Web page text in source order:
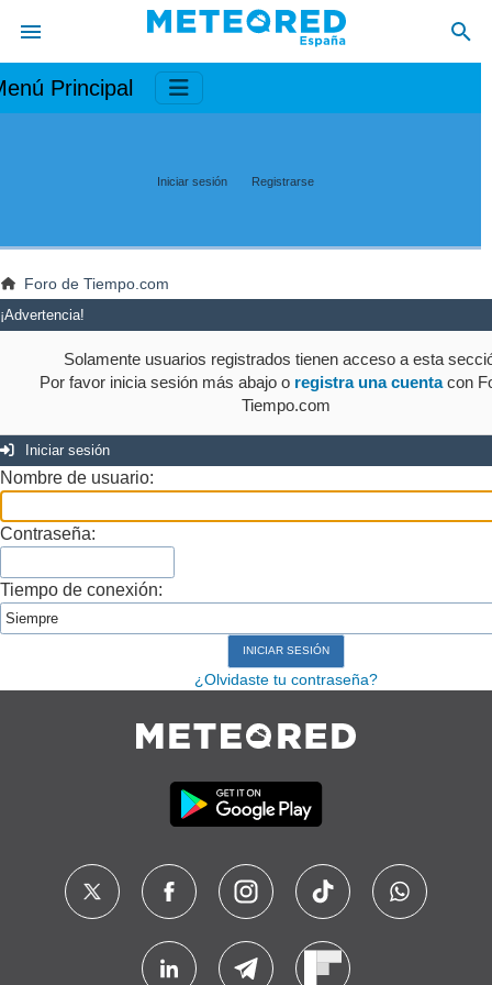
Principal
Iniciar sesión Registrarse
Foro de Tiempo.com
¡Advertencia!
Solamente usuarios registrados tienen acceso a esta
Por favor inicia sesión más abajo o registra una cuentacon
Tiempo.com
Iniciar sesión
Nombre de usuario:
Contraseña:
Tiempo de conexión:
¿Olvidaste tu contraseña?